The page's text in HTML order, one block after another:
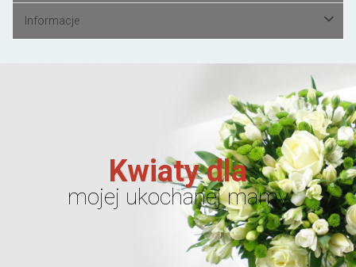
Informacje
Kwiaty dla
mojej ukochanej mamy